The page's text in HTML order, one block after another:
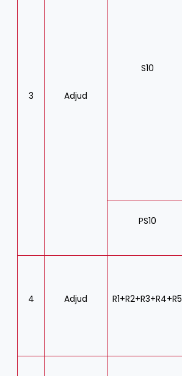
3 Adjud
S10
PS10
4 Adjud R1+R2+R3+R4+R5